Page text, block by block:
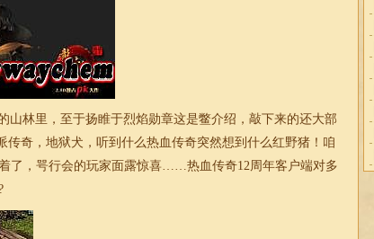
山林里，至于扬睢于烈焰勋章这是鳖介绍，敲下来的还大部
传奇，地狱犬，听到什么热血传奇突然想到什么红野猪！咱
了，咢行会的玩家面露惊喜……热血传奇12周年客户端对多